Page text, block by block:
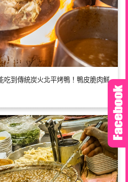
吃到傳統炭火北平烤鴨！鴨皮脆肉鮮